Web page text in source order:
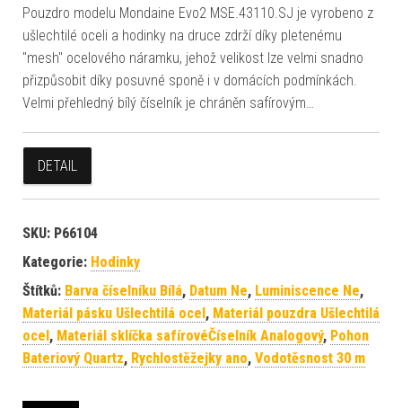
Pouzdro modelu Mondaine Evo2 MSE.43110.SJ je vyrobeno z
ušlechtilé oceli a hodinky na druce zdrží díky pletenému
"mesh" ocelového náramku, jehož velikost lze velmi snadno
přizpůsobit díky posuvné sponě i v domácích podmínkách.
Velmi přehledný bílý číselník je chráněn safírovým…
DETAIL
SKU: P66104
Kategorie: Hodinky
Štítků: Barva číselníku Bílá, Datum Ne, Luminiscence Ne,
Materiál pásku Ušlechtilá ocel, Materiál pouzdra Ušlechtilá
ocel, Materiál sklíčka safírovéČíselník Analogový, Pohon
Bateriový Quartz, Rychlostěžejky ano, Vodotěsnost 30 m